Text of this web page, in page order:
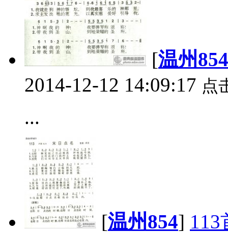
[温州854
2014-12-12 14:09:17 点
...
[温州854]